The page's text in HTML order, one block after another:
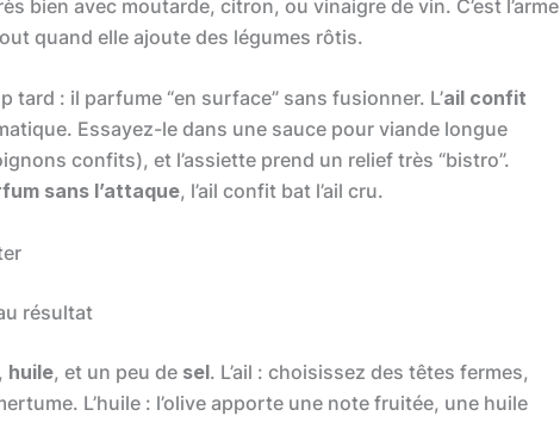
bien avec moutarde, citron, ou vinaigre de vin. C’est l’arme
quand elle ajoute des légumes rôtis.
: il parfume “en surface” sans fusionner. L’ail confit
Essayez-le dans une sauce pour viande longue
confits), et l’assiette prend un relief très “bistro”.
sans l’attaque, l’ail confit bat l’ail cru.
résultat
, huile, et un peu de sel. L’ail : choisissez des têtes fermes,
L’huile : l’olive apporte une note fruitée, une huile